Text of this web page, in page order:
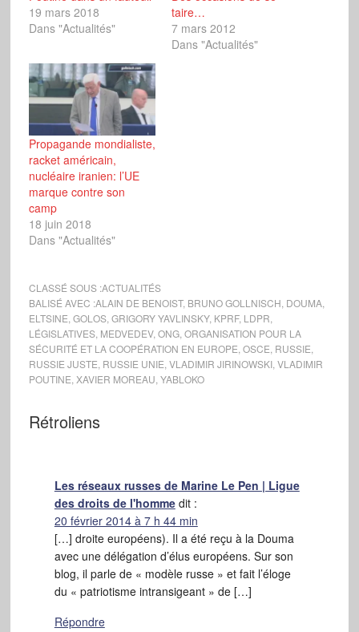
19 mars 2018
Dans "Actualités"
taire…
7 mars 2012
Dans "Actualités"
Propagande mondialiste,
racket américain,
nucléaire iranien: l’UE
marque contre son
camp
18 juin 2018
Dans "Actualités"
CLASSÉ SOUS :ACTUALITÉS
BALISÉ AVEC :ALAIN DE BENOIST, BRUNO GOLLNISCH DOUMA,
ELTSINE GOLOS, GRIGORY YAVLINSKY, KPRF, LDPR
LÉGISLATIVES, MEDVEDEV, ONG, ORGANISATION POUR LA
SÉCURITÉ ET LA COOPÉRATION EN EUROPE OSCE RUSSIE
RUSSIE JUSTE RUSSIE UNIE VLADIMIR JIRINOWSKI, VLADIMIR
POUTINE XAVIER MOREAU YABLOKO
Rétroliens
Les réseaux russes de Marine Le Pen | Ligue
des droits de l'homme dit :
20 février 2014 à 7 h 44 min
[…] droite européens). Il a été reçu à la Douma
avec une délégation d’élus européens. Sur son
blog, il parle de « modèle russe » et fait l’éloge
du « patriotisme intransigeant » de […]
Répondre